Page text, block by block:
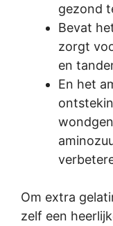
gezond
Bevat
zorgt
en
En het
Om extra
zelf een